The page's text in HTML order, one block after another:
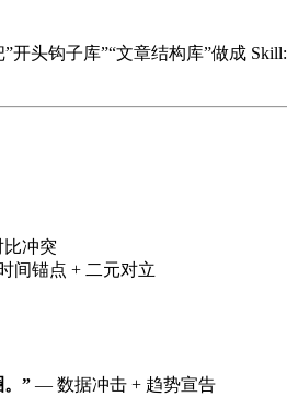
开头钩子库”“文章结构库”做成 Skill:
冲突
间锚点 + 二元对立
。” — 数据冲击 + 趋势宣告